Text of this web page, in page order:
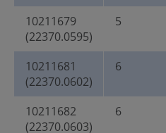
10211679
(22370.0595)
5
10211681
(22370.0602)
6
10211682
(22370.0603)
6